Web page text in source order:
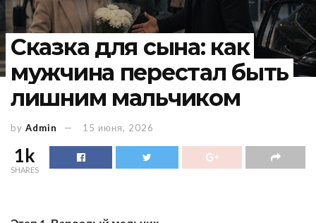
Сказка для сына: как
мужчина перестал быть
лишним мальчиком
by Admin 15 июня, 2026
1k
SHARES